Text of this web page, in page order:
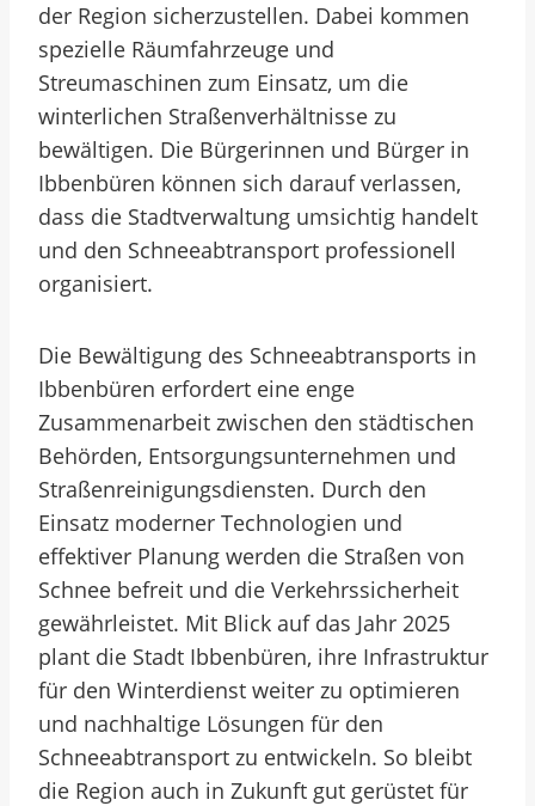
der Region sicherzustellen. Dabei kommen
spezielle Räumfahrzeuge und
Streumaschinen zum Einsatz, um die
winterlichen Straßenverhältnisse zu
bewältigen. Die Bürgerinnen und Bürger in
Ibbenbüren können sich darauf verlassen,
dass die Stadtverwaltung umsichtig handelt
und den Schneeabtransport professionell
organisiert.
Die Bewältigung des Schneeabtransports in
Ibbenbüren erfordert eine enge
Zusammenarbeit zwischen den städtischen
Behörden, Entsorgungsunternehmen und
Straßenreinigungsdiensten. Durch den
Einsatz moderner Technologien und
effektiver Planung werden die Straßen von
Schnee befreit und die Verkehrssicherheit
gewährleistet. Mit Blick auf das Jahr 2025
plant die Stadt Ibbenbüren, ihre Infrastruktur
für den Winterdienst weiter zu optimieren
und nachhaltige Lösungen für den
Schneeabtransport zu entwickeln. So bleibt
die Region auch in Zukunft gut gerüstet für